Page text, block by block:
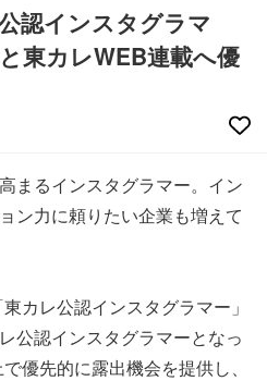
認インスタグラマ
東カレWEB連載へ優
まるインスタグラマー。イン
ン力に頼りたい企業も増えて
カレ公認インスタグラマー」
公認インスタグラマーとなっ
優先的に露出機会を提供し、